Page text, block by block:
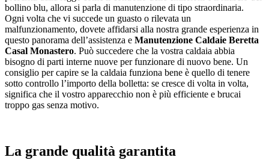
bollino blu, allora si parla di manutenzione di tipo straordinaria.
Ogni volta che vi succede un guasto o rilevata un
malfunzionamento, dovete affidarsi alla nostra grande esperienza in
questo panorama dell’assistenza e Manutenzione Caldaie Beretta
Casal Monastero. Può succedere che la vostra caldaia abbia
bisogno di parti interne nuove per funzionare di nuovo bene. Un
consiglio per capire se la caldaia funziona bene è quello di tenere
sotto controllo l’importo della bolletta: se cresce di volta in volta,
significa che il vostro apparecchio non è più efficiente e brucai
troppo gas senza motivo.
La grande qualità garantita